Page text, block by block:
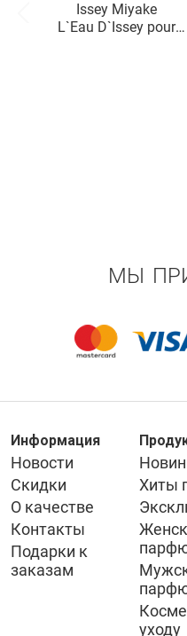
Issey Miyake
L`Eau D`Issey pour
МЫ
Информация
Новости
Скидки
О качестве
Контакты
Подарки к
заказам
Хиты
уходу